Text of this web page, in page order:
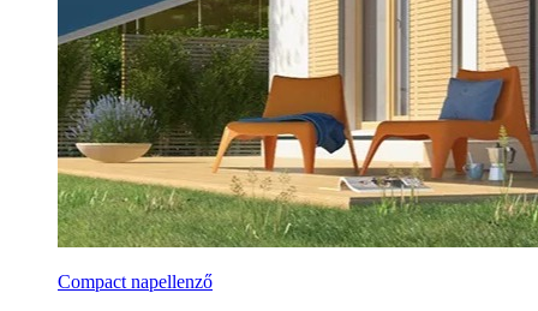
Compact napellenző